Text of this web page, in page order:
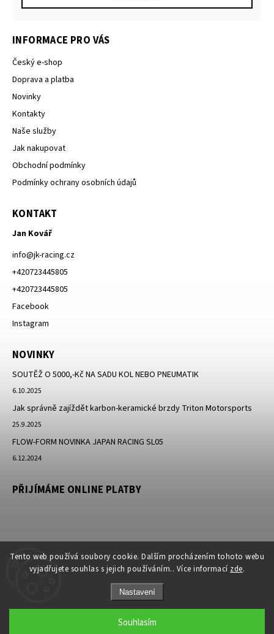
Tento web používá soubory cookie. Dalším procházením tohoto webu
vyjadřujete souhlas s jejich používáním.. Více informací zde.
Nastavení
Souhlasím
INFORMACE PRO VÁS
Český e-shop
Doprava a platba
Novinky
Kontakty
Naše služby
Jak nakupovat
Obchodní podmínky
Podmínky ochrany osobních údajů
KONTAKT
Jan Kovář
info@jk-racing.cz
+420723445805
+420723445805
Facebook
Instagram
NOVINKY
SOUTĚŽ O 5000,-Kč NA SADU KOL NEBO PNEUMATIK
6.10.2025
Jak správně zajíždět karbon-keramické brzdy Triton Motorsports
25.9.2025
FLOW-FORM NOVINKA JAPAN RACING SL05
6.12.2024
PŘIJÍMÁME ONLINE PLATBY